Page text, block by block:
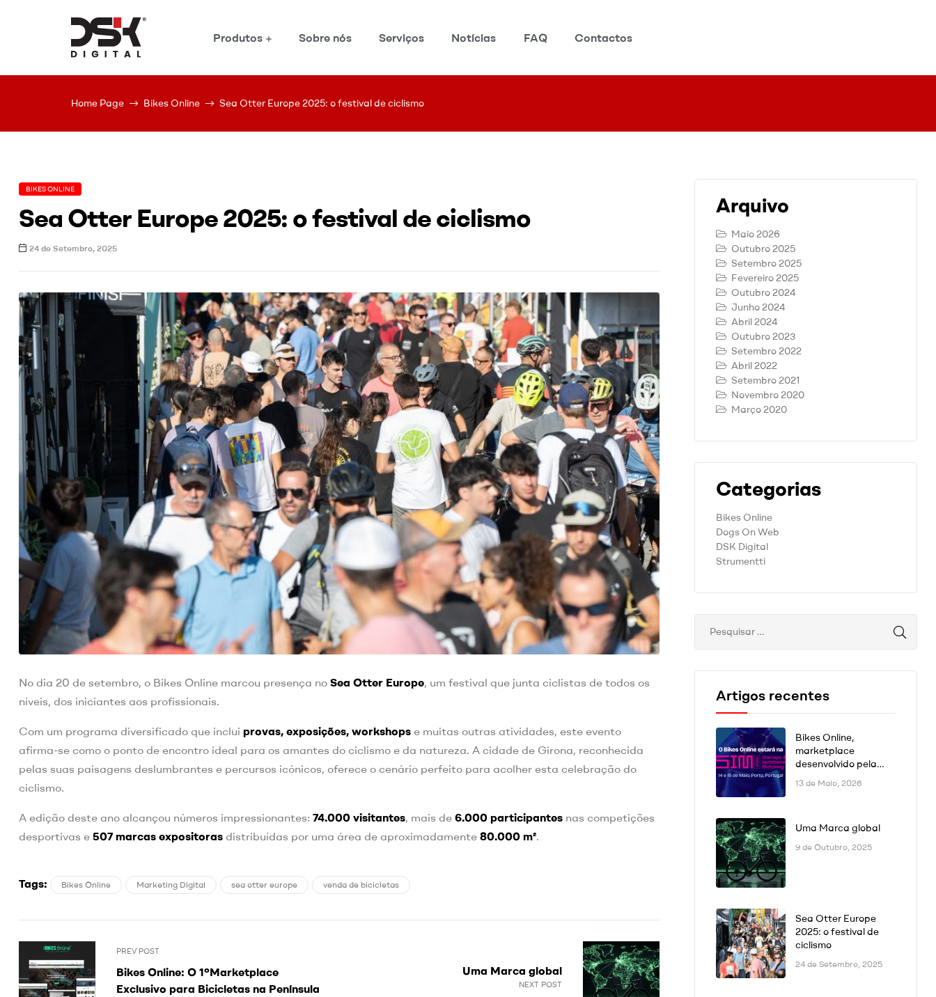
DSK
Digital
Produtos Sobre nós Serviços Notícias FAQ Contactos
Home Page Bikes Online Sea Otter Europe 2025: o festival de ciclismo
BIKES ONLINE
Sea Otter Europe 2025: o festival de ciclismo
24 de Setembro, 2025
No dia 20 de setembro, o Bikes Online marcou presença no Sea Otter Europe, um festival que junta ciclistas de todos os
níveis, dos iniciantes aos profissionais.
Com um programa diversificado que inclui provas, exposições, workshops e muitas outras atividades, este evento
afirma-se como o ponto de encontro ideal para os amantes do ciclismo e da natureza. A cidade de Girona, reconhecida
pelas suas paisagens deslumbrantes e percursos icónicos, oferece o cenário perfeito para acolher esta celebração do
ciclismo.
A edição deste ano alcançou números impressionantes: 74.000 visitantes, mais de 6.000 participantes nas competições
desportivas e 507 marcas expositoras distribuídas por uma área de aproximadamente 80.000 m².
Tags: Bikes Online Marketing Digital sea otter europe venda de bicicletas
PREV POST
Bikes Online: O 1ºMarketplace
Exclusivo para Bicicletas na Península
NEXT POST
Uma Marca global
Arquivo
Maio 2026
Outubro 2025
Setembro 2025
Fevereiro 2025
Outubro 2024
Junho 2024
Abril 2024
Outubro 2023
Setembro 2022
Abril 2022
Setembro 2021
Novembro 2020
Março 2020
Categorias
Bikes Online
Dogs On Web
DSK Digital
Strumentti
Artigos recentes
Bikes Online,
marketplace
desenvolvido pela
DSK Digital, estará
presente na SIM
13 de Maio, 2026
Uma Marca global
9 de Outubro, 2025
Sea Otter Europe
2025: o festival de
ciclismo
24 de Setembro, 2025